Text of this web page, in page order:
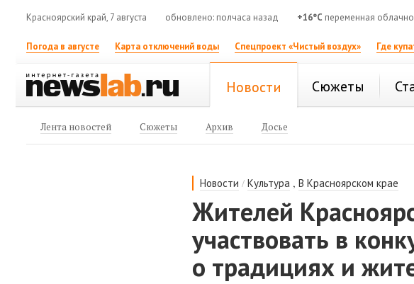
Красноярский край, 7 августа обновлено: полчаса назад +16°C переменная
Погода в августе Карта отключений воды Спецпроект «Чистый воздух» Где
Новости Сюжеты
Лента новостей Сюжеты Архив Досье
Новости /Культура ,В Красноярском крае
Жителей
участвовать в
о традициях и